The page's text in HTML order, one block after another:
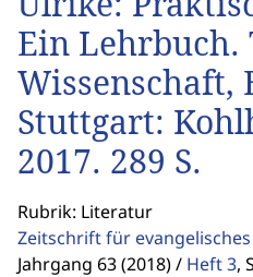
Ein Lehrbuch.
Wissenschaft,
Stuttgart:
2017. 289 S.
Rubrik: Literatur
Zeitschrift für
Jahrgang 63 (2018) / Heft 3,